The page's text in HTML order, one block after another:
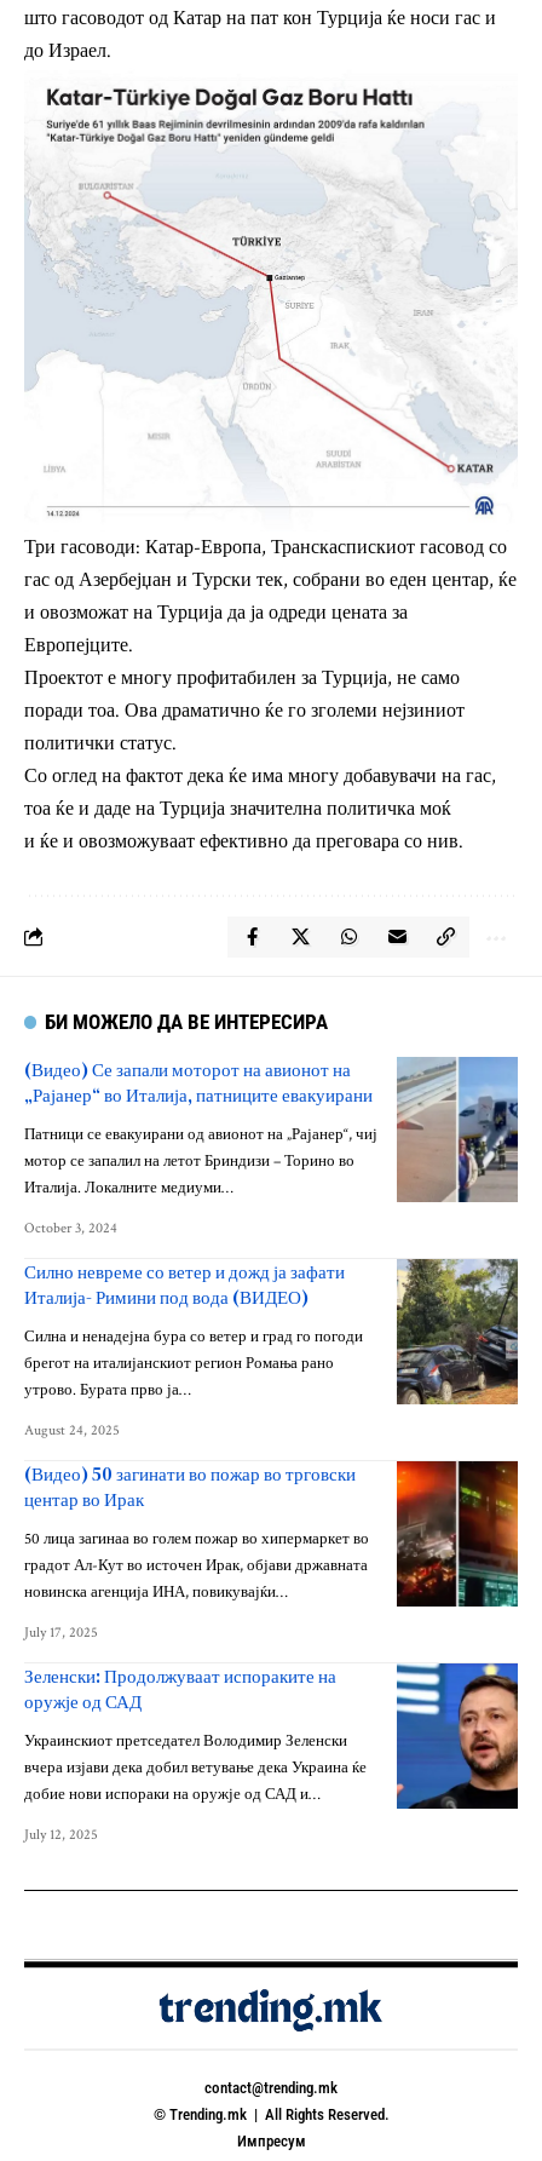
што гасоводот од Катар на пат кон Турција ќе носи гас и
до Израел.
Три гасоводи: Катар-Европа, Транскаспискиот гасовод со
гас од Азербејџан и Турски тек, собрани во еден центар, ќе
и овозможат на Турција да ја одреди цената за
Европејците.
Проектот е многу профитабилен за Турција, не само
поради тоа. Ова драматично ќе го зголеми нејзиниот
политички статус.
Со оглед на фактот дека ќе има многу добавувачи на гас,
тоа ќе и даде на Турција значителна политичка моќ
и ќе и овозможуваат ефективно да преговара со нив.
БИ МОЖЕЛО ДА ВЕ ИНТЕРЕСИРА
(Видео) Се запали моторот на авионот на
„Рајанер“ во Италија, патниците евакуирани
Патници се евакуирани од авионот на „Рајанер“, чиј
мотор се запалил на летот Бриндизи – Торино во
Италија. Локалните медиуми…
October 3, 2024
Силно невреме со ветер и дожд ја зафати
Италија- Римини под вода (ВИДЕО)
Силна и ненадејна бура со ветер и град го погоди
брегот на италијанскиот регион Ромања рано
утрово. Бурата прво ја…
August 24, 2025
(Видео) 50 загинати во пожар во трговски
центар во Ирак
50 лица загинаа во голем пожар во хипермаркет во
градот Ал-Кут во источен Ирак, објави државната
новинска агенција ИНА, повикувајќи…
July 17, 2025
Зеленски: Продолжуваат испораките на
оружје од САД
Украинскиот претседател Володимир Зеленски
вчера изјави дека добил ветување дека Украина ќе
добие нови испораки на оружје од САД и…
July 12, 2025
contact@trending.mk
© Trending.mk | All Rights Reserved.
Импресум